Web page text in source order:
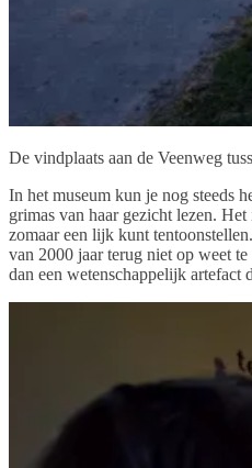
De vindplaats aan de Veenweg
In het museum kun je nog steeds
grimas van haar gezicht lezen.
zomaar een lijk kunt
van 2000 jaar terug niet op weet
dan een wetenschappelijk artefact